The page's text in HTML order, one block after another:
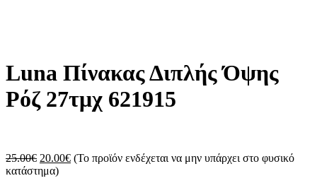
Luna Πίνακας Διπλής Όψης
Ρόζ 27τμχ 621915
25.00€ Original
price
20.00€Η(Το προϊόν ενδέχεται να μην υπάρχει στο φυσικό
κατάστημα)